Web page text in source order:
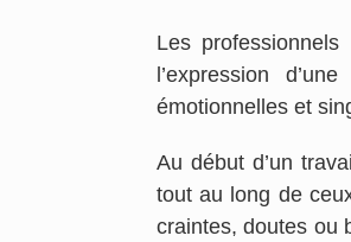
Les
l’expression
émotionnelles et
Au début d’un
tout au long de
craintes, doutes ou